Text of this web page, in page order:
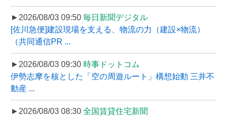
►2026/08/03 09:50 毎日新聞デジタル
[佐川急便]建設現場を支える、物流の力（建設×物流）
（共同通信PR ...
►2026/08/03 09:30 時事ドットコム
伊勢志摩を核とした「空の周遊ルート」構想始動 三井不
動産 ...
►2026/08/03 08:30 全国賃貸住宅新聞